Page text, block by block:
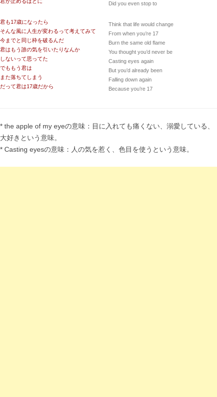
君も17歳になったら
そんな風に人生が変わるって考えてみて
今までと同じ枠を破るんだ
君はもう誰の気を引いたりなんか
しないって思ってた
でももう君は
また落ちてしまう
だって君は17歳だから
Did you even stop to
Think that life would change
From when you’re 17
Burn the same old flame
You thought you’d never be
Casting eyes again
But you’d already been
Falling down again
Because you’re 17
* the apple of my eyeの意味：目に入れても痛くない、溺愛している、
大好きという意味。
* Casting eyesの意味：人の気を惹く、色目を使うという意味。